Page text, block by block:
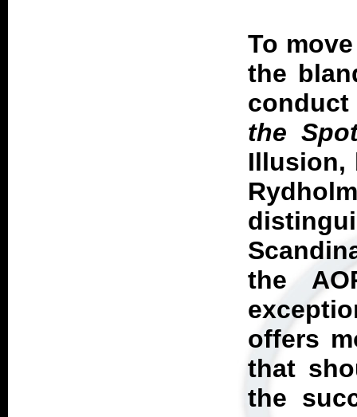
To
the
the
Illusion,
the
offers
that
the